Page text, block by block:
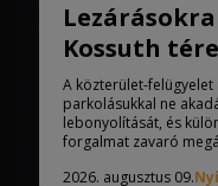
Kossuth
A közterület-
parkolásukkal ne
lebonyolítását, és
forgalmat zavaró
2026. augusztus 09.